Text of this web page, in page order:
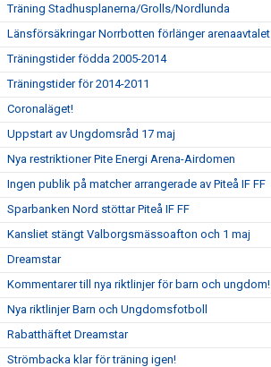
Träning Stadhusplanerna/Grolls/Nordlunda
Länsförsäkringar Norrbotten förlänger arenaavtalet
Träningstider födda 2005-2014
Träningstider för 2014-2011
Coronaläget!
Uppstart av Ungdomsråd 17 maj
Nya restriktioner Pite Energi Arena-Airdomen
Ingen publik på matcher arrangerade av Piteå IF FF
Sparbanken Nord stöttar Piteå IF FF
Kansliet stängt Valborgsmässoafton och 1 maj
Dreamstar
Kommentarer till nya riktlinjer för barn och ungdom!
Nya riktlinjer Barn och Ungdomsfotboll
Rabatthäftet Dreamstar
Strömbacka klar för träning igen!